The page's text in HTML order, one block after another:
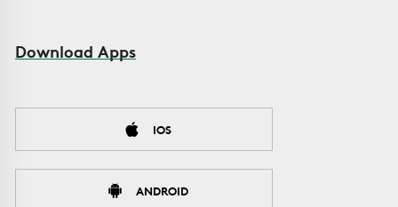
Download Apps
IOS
ANDROID